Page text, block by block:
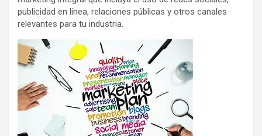
publicidad en línea, relaciones públicas y otros canales
relevantes para tu industria.